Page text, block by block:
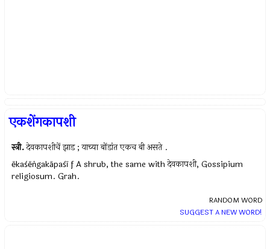
एकशेंगकापशी
स्त्री. देवकापशीचें झाड ; याच्या बोंडांत एकच बी असते .
ēkaśēṅgakāpaśī f A shrub, the same with देवकापशी, Gossipium
religiosum. Grah.
RANDOM WORD
SUGGEST A NEW WORD!